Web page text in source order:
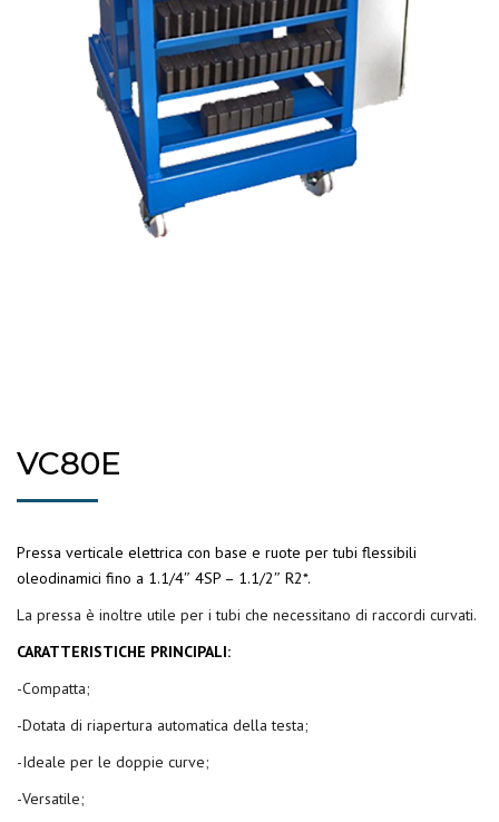
VC80E
Pressa verticale elettrica con base e ruote per tubi flessibili
oleodinamici fino a 1.1/4″ 4SP – 1.1/2″ R2*.
La pressa è inoltre utile per i tubi che necessitano di raccordi curvati.
CARATTERISTICHE PRINCIPALI:
-Compatta;
-Dotata di riapertura automatica della testa;
-Ideale per le doppie curve;
-Versatile;